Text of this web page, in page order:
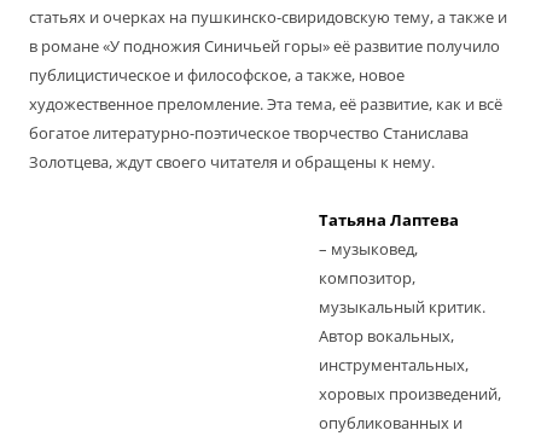
статьях и очерках на пушкинско-свиридовскую тему, а также и
в романе «У подножия Синичьей горы» её развитие получило
публицистическое и философское, а также, новое
художественное преломление. Эта тема, её развитие, как и всё
богатое литературно-поэтическое творчество Станислава
Золотцева, ждут своего читателя и обращены к нему.
Татьяна Лаптева
– музыковед,
композитор,
музыкальный критик.
Автор вокальных,
инструментальных,
хоровых произведений,
опубликованных и